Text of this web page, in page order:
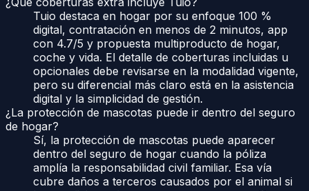
Tuio destaca en hogar por su enfoque 100 %
digital, contratación en menos de 2 minutos, app
con 4.7/5 y propuesta multiproducto de hogar,
coche y vida. El detalle de coberturas incluidas u
opcionales debe revisarse en la modalidad vigente,
pero su diferencial más claro está en la asistencia
digital y la simplicidad de gestión.
¿La protección de mascotas puede ir dentro del seguro
de hogar?
Sí, la protección de mascotas puede aparecer
dentro del seguro de hogar cuando la póliza
amplía la responsabilidad civil familiar. Esa vía
cubre daños a terceros causados por el animal si